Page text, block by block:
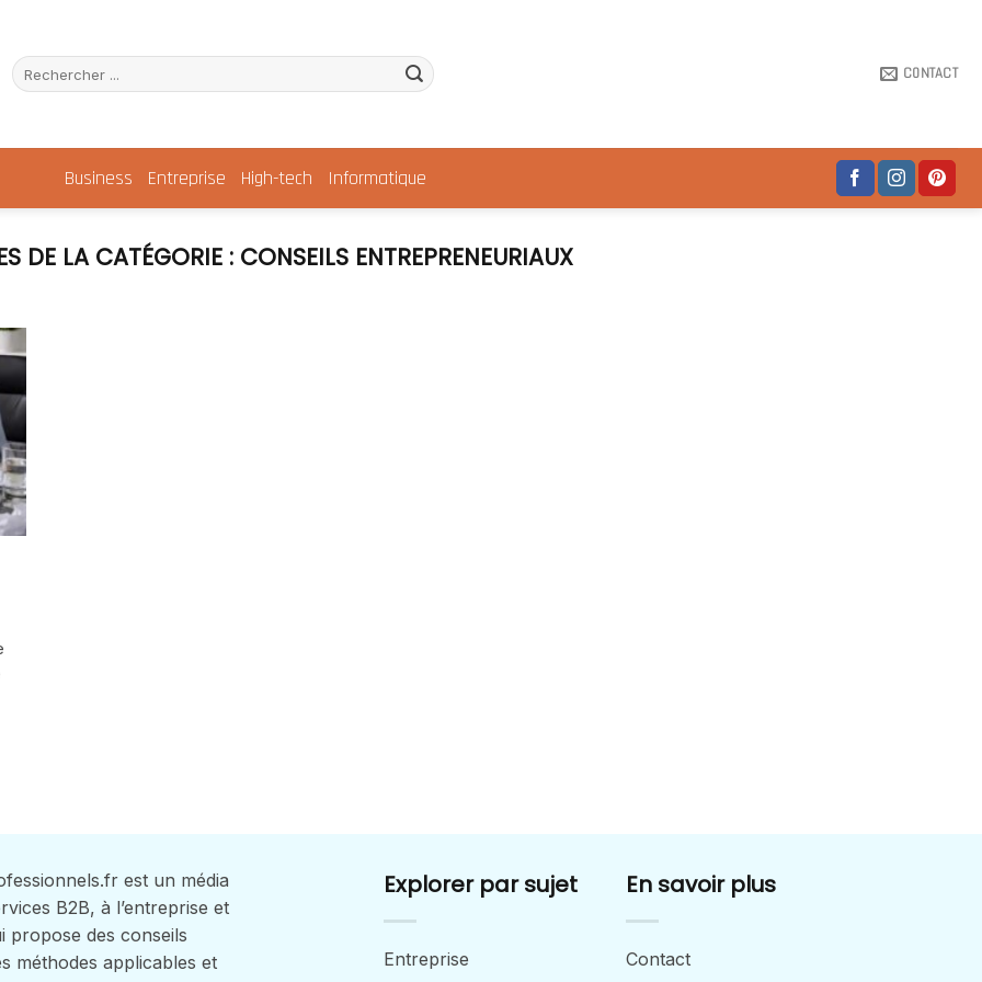
CONTACT
Business Entreprise High-tech Informatique
CONSEILS ENTREPRENEURIAUX
est un média
B2B, à l’entreprise et
propose des conseils
méthodes applicables et
Explorer par sujet
Entreprise
En savoir plus
Contact